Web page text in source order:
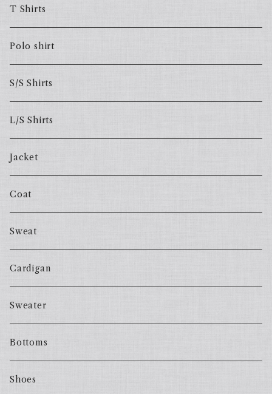
T Shirts
Polo shirt
S/S Shirts
L/S Shirts
Jacket
Coat
Sweat
Cardigan
Sweater
Bottoms
Shoes